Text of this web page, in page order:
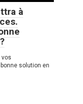
à
vos
solution en